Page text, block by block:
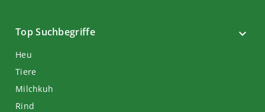
Top Suchbegriffe
Heu
Tiere
Milchkuh
Rind